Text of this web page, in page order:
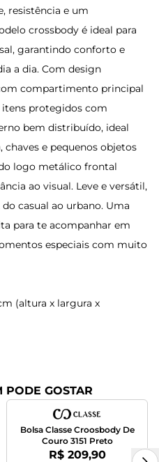
resistência e um
crossbody é ideal para
garantindo conforto e
a dia. Com design
compartimento principal
protegidos com
bem distribuído, ideal
chaves e pequenos objetos
logo metálico frontal
ao visual. Leve e versátil,
casual ao urbano. Uma
para te acompanhar em
especiais com muito
(altura x largura x
PODE GOSTAR
Bolsa Classe Croosbody De
Couro 3151 Preto
Por:
R$ 209,90